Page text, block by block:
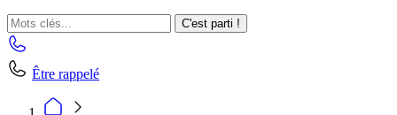
C'est parti !
Être rappelé